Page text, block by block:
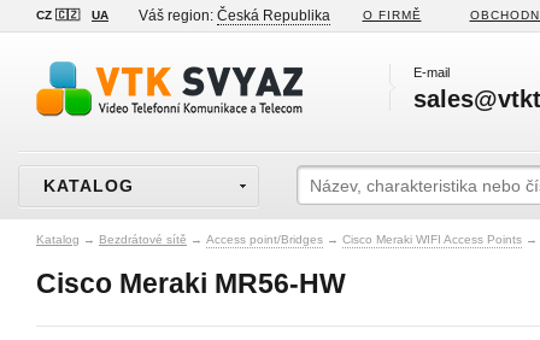
CZ 🇨🇿 UA Váš region: Česká Republika O FIRMĚ
E-mail
KATALOG
Katalog → Bezdrátové sítě → Access point/Bridges → Cisco Meraki WIFI Access Points →
Cisco Meraki MR56-HW